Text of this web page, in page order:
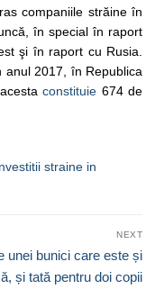
companiile străine în
în special în raport
şi în raport cu Rusia.
anul 2017, în Republica
constituie 674 de
straine in
NEXT
unei bunici care este și
și tată pentru doi copii